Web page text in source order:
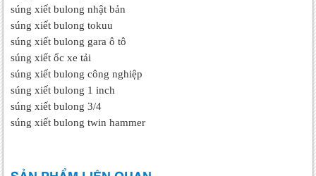
súng xiết bulong nhật bản
súng xiết bulong tokuu
súng xiết bulong gara ô tô
súng xiết ốc xe tải
súng xiết bulong công nghiệp
súng xiết bulong 1 inch
súng xiết bulong 3/4
súng xiết bulong twin hammer